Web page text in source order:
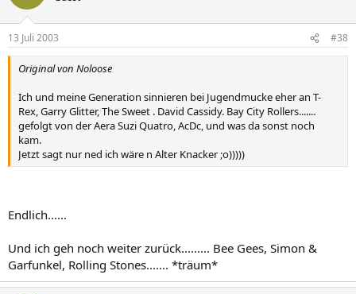
13 Juli 2003 #38
Original von Noloose
Ich und meine Generation sinnieren bei Jugendmucke eher an T-
Rex, Garry Glitter, The Sweet . David Cassidy. Bay City Rollers.......
gefolgt von der Aera Suzi Quatro, AcDc, und was da sonst noch
kam.
Jetzt sagt nur ned ich wäre n Alter Knacker ;o)))))
Endlich......
Und ich geh noch weiter zurück......... Bee Gees, Simon &
Garfunkel, Rolling Stones....... *träum*